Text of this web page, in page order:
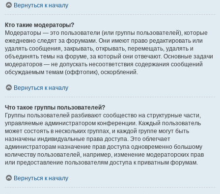
Вернуться к началу
Кто такие модераторы?
Модераторы — это пользователи (или группы пользователей), которые
ежедневно следят за форумами. Они имеют право редактировать или
удалять сообщения, закрывать, открывать, перемещать, удалять и
объединять темы на форуме, за который они отвечают. Основные задачи
модераторов — не допускать несоответствия содержания сообщений
обсуждаемым темам (оффтопик), оскорблений.
Вернуться к началу
Что такое группы пользователей?
Группы пользователей разбивают сообщество на структурные части,
управляемые администратором конференции. Каждый пользователь
может состоять в нескольких группах, и каждой группе могут быть
назначены индивидуальные права доступа. Это облегчает
администраторам назначение прав доступа одновременно большому
количеству пользователей, например, изменение модераторских прав
или предоставление пользователям доступа к приватным форумам.
Вернуться к началу